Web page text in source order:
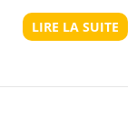
LIRE LA SUITE